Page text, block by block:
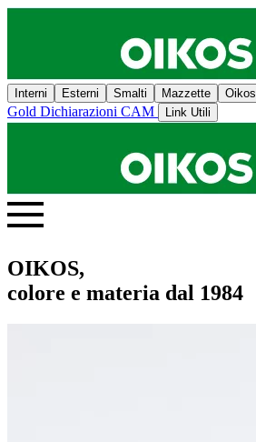
Interni Esterni Smalti Mazzette Oikos
Gold Dichiarazioni CAM Link Utili
OIKOS,
colore e materia dal 1984